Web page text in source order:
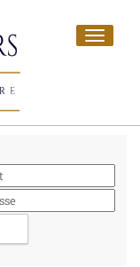
Toggle